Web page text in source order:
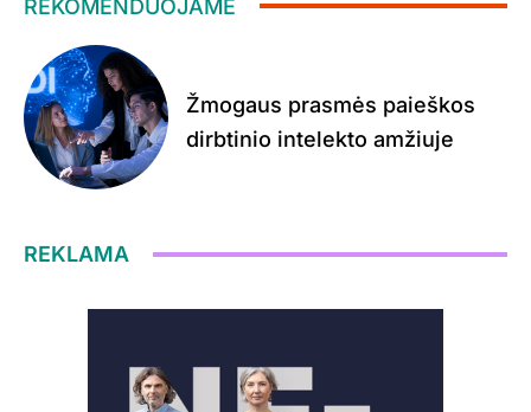
REKOMENDUOJAME
Žmogaus prasmės paieškos
dirbtinio intelekto amžiuje
REKLAMA